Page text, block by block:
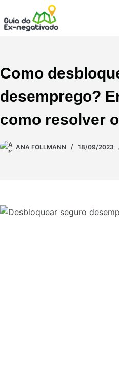
Como
desemprego?
como resolver
ANA FOLLMANN 18/09/2023